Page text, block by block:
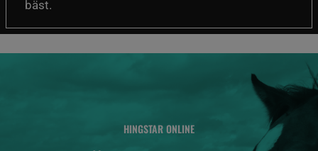
bäst.
HINGSTAR ONLINE